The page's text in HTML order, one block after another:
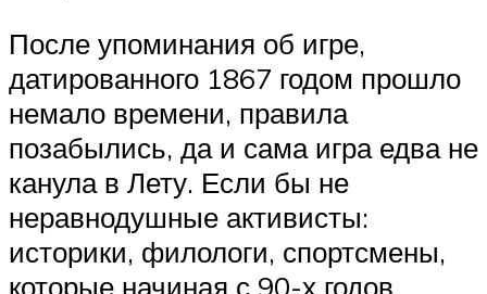
После упоминания об игре,
датированного 1867 годом прошло
немало времени, правила
позабылись, да и сама игра едва не
канула в Лету. Если бы не
неравнодушные активисты:
историки, филологи, спортсмены,
которые начиная с 90-х годов